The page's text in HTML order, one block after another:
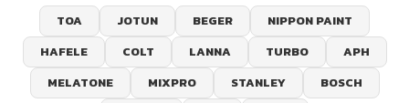
TOA JOTUN BEGER
NIPPON PAINT
HAFELE
COLT LANNA TURBO
APH
MELATONE
MIXPRO STANLEY
BOSCH